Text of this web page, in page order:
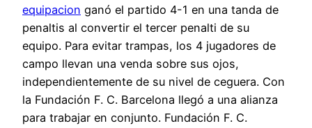
equipacion ganó el partido 4-1 en una tanda de
penaltis al convertir el tercer penalti de su
equipo. Para evitar trampas, los 4 jugadores de
campo llevan una venda sobre sus ojos,
independientemente de su nivel de ceguera. Con
la Fundación F. C. Barcelona llegó a una alianza
para trabajar en conjunto. Fundación F. C.